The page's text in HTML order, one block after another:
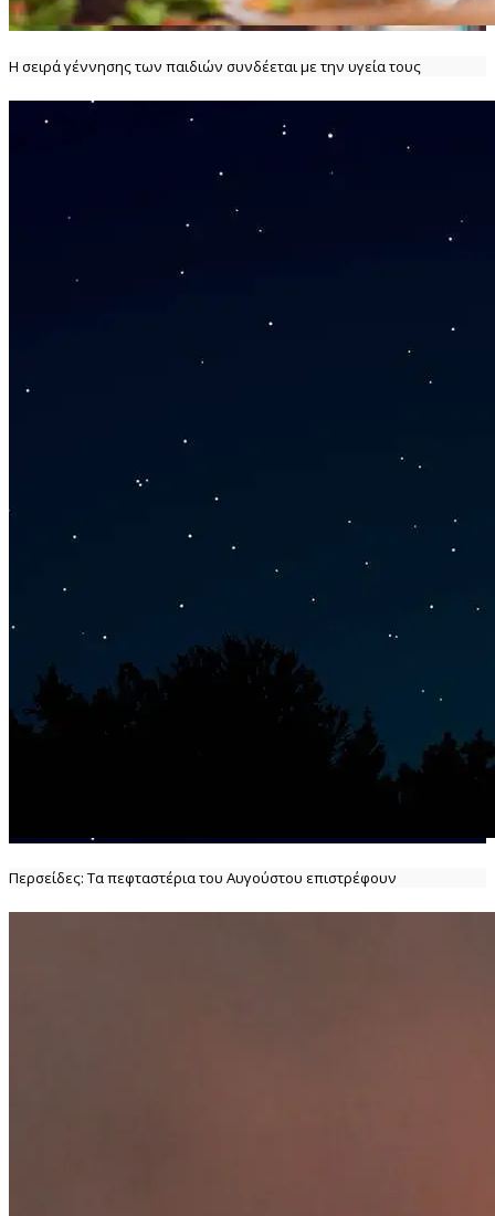
Η σειρά γέννησης των παιδιών συνδέεται με την υγεία τους
Περσείδες: Τα πεφταστέρια του Αυγούστου επιστρέφουν